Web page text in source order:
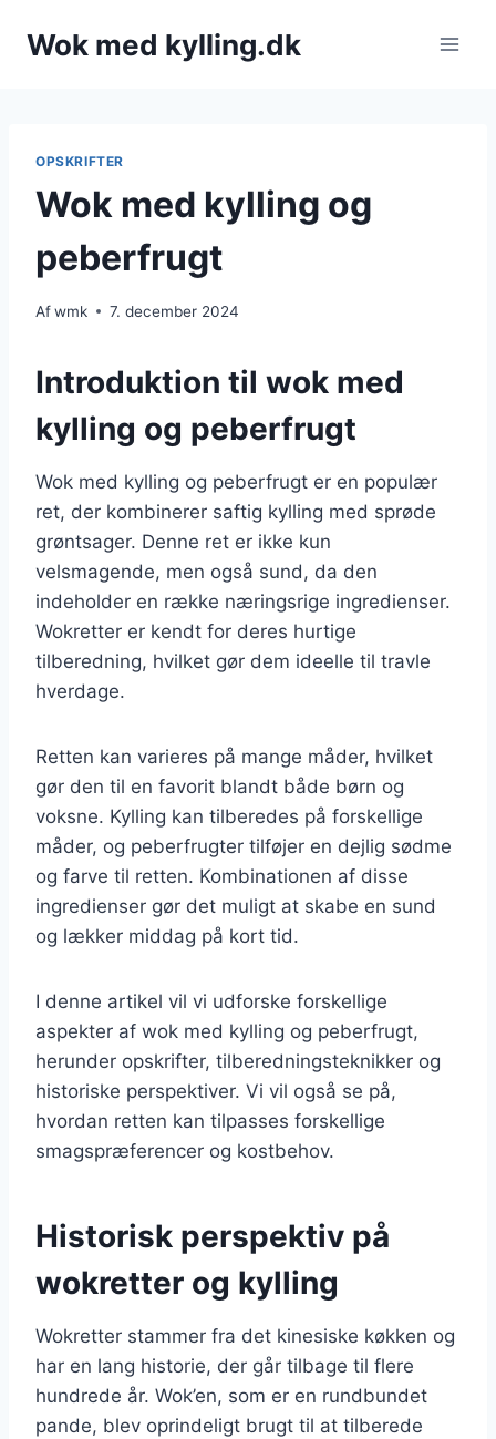
Wok med kylling.dk
OPSKRIFTER
Wok med kylling og
peberfrugt
Afwmk 7. december 2024
Introduktion til wok med
kylling og peberfrugt
Wok med kylling og peberfrugt er en populær
ret, der kombinerer saftig kylling med sprøde
grøntsager. Denne ret er ikke kun
velsmagende, men også sund, da den
indeholder en række næringsrige ingredienser.
Wokretter er kendt for deres hurtige
tilberedning, hvilket gør dem ideelle til travle
hverdage.
Retten kan varieres på mange måder, hvilket
gør den til en favorit blandt både børn og
voksne. Kylling kan tilberedes på forskellige
måder, og peberfrugter tilføjer en dejlig sødme
og farve til retten. Kombinationen af disse
ingredienser gør det muligt at skabe en sund
og lækker middag på kort tid.
I denne artikel vil vi udforske forskellige
aspekter af wok med kylling og peberfrugt,
herunder opskrifter, tilberedningsteknikker og
historiske perspektiver. Vi vil også se på,
hvordan retten kan tilpasses forskellige
smagspræferencer og kostbehov.
Historisk perspektiv på
wokretter og kylling
Wokretter stammer fra det kinesiske køkken og
har en lang historie, der går tilbage til flere
hundrede år. Wok’en, som er en rundbundet
pande, blev oprindeligt brugt til at tilberede